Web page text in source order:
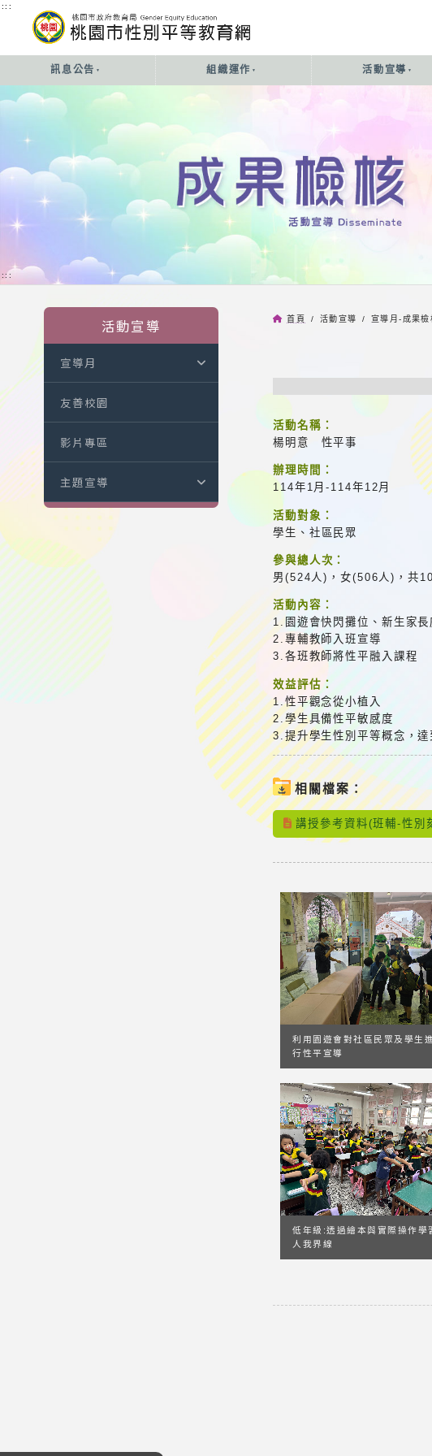
:::
訊息公告 組織運作 活動宣導
:::
活動宣導
宣導月
友善校園
影片專區
主題宣導
首頁 / 活動宣導 / 宣導月-成果
活動名稱：
楊明意 性平事
辦理時間：
114年1月-114年12月
活動對象：
學生、社區民眾
參與總人次：
男(524人)，女(506人)，共
活動內容：
1.園遊會快閃攤位、新生家
2.專輔教師入班宣導
3.各班教師將性平融入課程
效益評估：
1.性平觀念從小植入
2.學生具備性平敏感度
3.提升學生性別平等概念，
相關檔案：
講授參考資料(班輔-性
利用園遊會對社區民眾及學生進
行性平宣導
低年級:透過繪本與實際操作學
人我界線
:::